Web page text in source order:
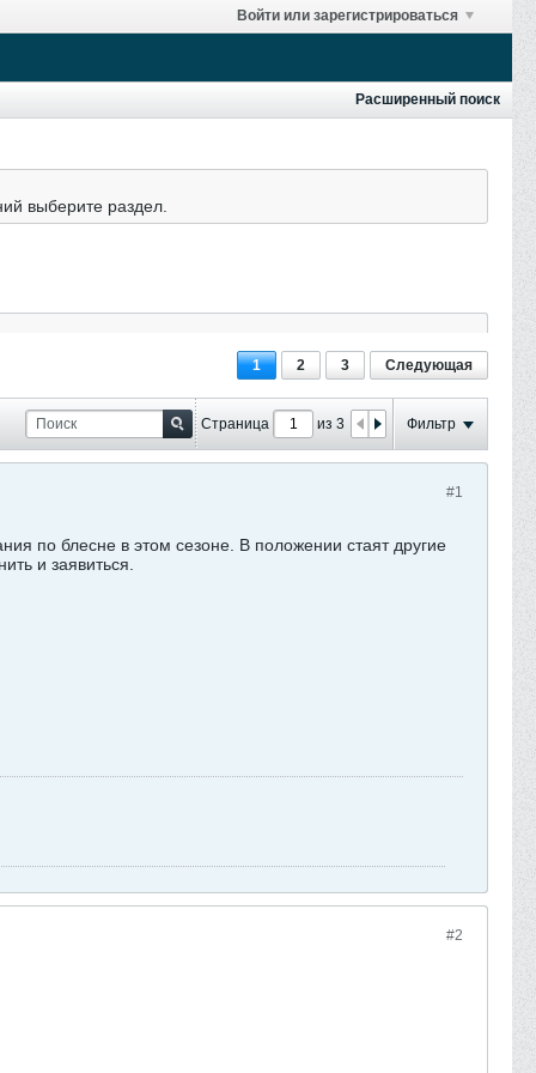
Войти или зарегистрироваться
Расширенный поиск
выберите раздел.
1 2 3 Следующая
Страница из 3 Фильтр
#1
по блесне в этом сезоне. В положении стаят другие
и заявиться.
#2